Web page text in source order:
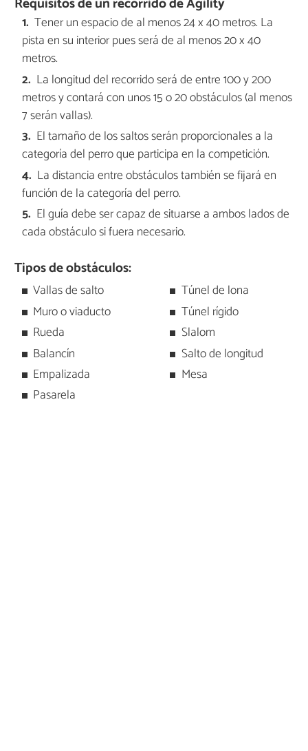
Tener un espacio de al menos 24 x 40 metros. La
pista en su interior pues será de al menos 20 x 40
metros.
La longitud del recorrido será de entre 100 y 200
metros y contará con unos 15 o 20 obstáculos (al menos
7 serán vallas).
El tamaño de los saltos serán proporcionales a la
categoría del perro que participa en la competición.
La distancia entre obstáculos también se fijará en
función de la categoría del perro.
El guía debe ser capaz de situarse a ambos lados de
cada obstáculo si fuera necesario.
Tipos de obstáculos:
Vallas de salto
Muro o viaducto
Rueda
Balancín
Empalizada
Pasarela
Túnel de lona
Túnel rígido
Slalom
Salto de longitud
Mesa